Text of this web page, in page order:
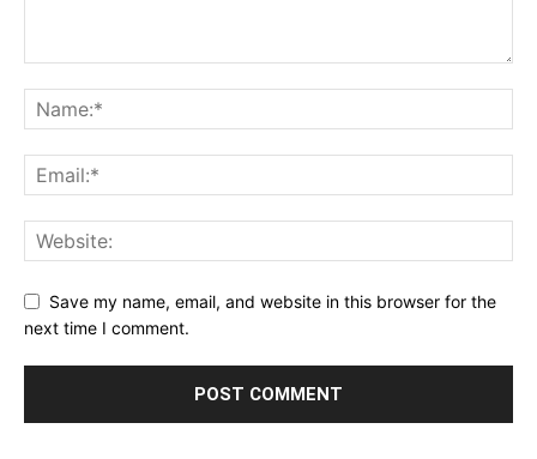
Save my name, email, and website in this browser for the
next time I comment.